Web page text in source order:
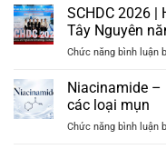
SCHDC 2026 |
Tây Nguyên
Chức năng bình luận
Niacinamide –
các loại mụn
Chức năng bình luận